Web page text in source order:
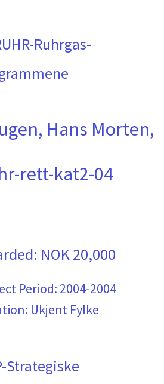
Ruhrgas-
Hans Morten,
rett-kat2-04
NOK 20,000
Period: 2004-2004
Ukjent Fylke
Strategiske